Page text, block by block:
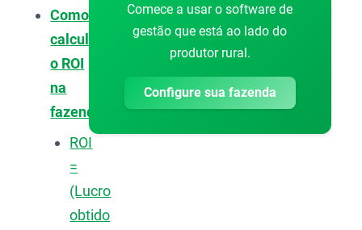
Como
calcular
o ROI
na
fazenda?
ROI
=
(Lucro
obtido
Comece a usar o software de
gestão que está ao lado do
produtor rural.
Configure sua fazenda